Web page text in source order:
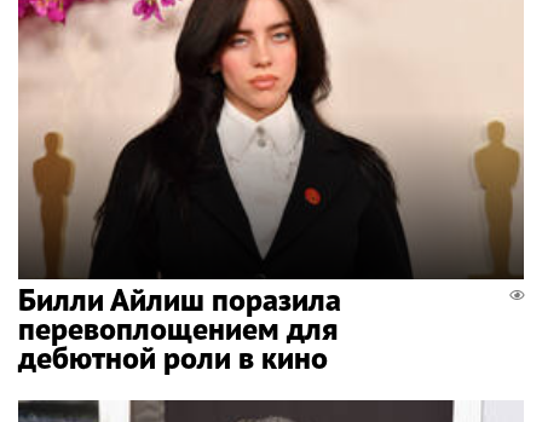
Билли Айлиш поразила
перевоплощением для
дебютной роли в кино